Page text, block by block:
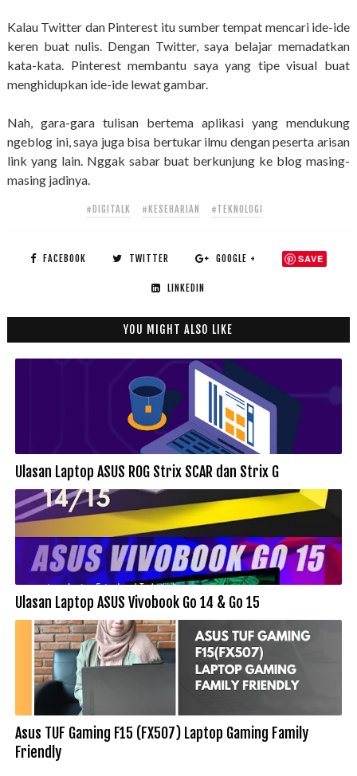
Kalau Twitter dan Pinterest itu sumber tempat mencari ide-ide
keren buat nulis. Dengan Twitter, saya belajar memadatkan
kata-kata. Pinterest membantu saya yang tipe visual buat
menghidupkan ide-ide lewat gambar.
Nah, gara-gara tulisan bertema aplikasi yang mendukung
ngeblog ini, saya juga bisa bertukar ilmu dengan peserta arisan
link yang lain. Nggak sabar buat berkunjung ke blog masing-
masing jadinya.
#DIGITALK #KESEHARIAN #TEKNOLOGI
FACEBOOK TWITTER GOOGLE + SAVE
LINKEDIN
YOU MIGHT ALSO LIKE
Ulasan Laptop ASUS ROG Strix SCAR dan Strix G
Ulasan Laptop ASUS Vivobook Go 14 & Go 15
Asus TUF Gaming F15 (FX507) Laptop Gaming Family
Friendly